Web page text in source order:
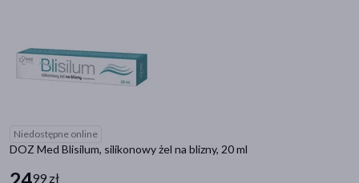
Niedostępne online
DOZ Med Blisilum, silikonowy żel na blizny, 20 ml
99 zł